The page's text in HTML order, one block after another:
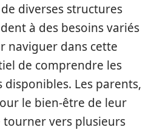
diverses structures
à des besoins variés
naviguer dans cette
de comprendre les
Les parents,
le bien-être de leur
vers plusieurs